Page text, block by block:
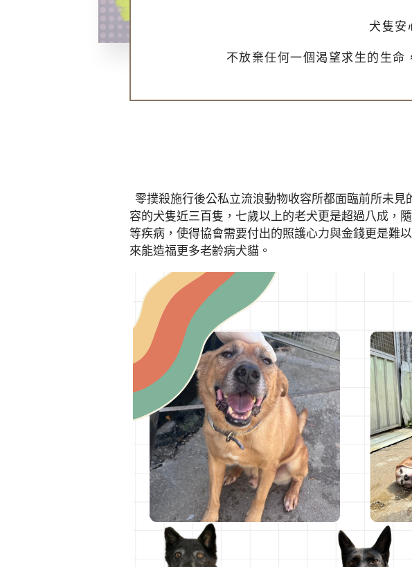
犬隻安
不放棄任何一個渴望求生的生
零撲殺施行後公私立流浪動物收容所都面臨前所未
容的犬隻近三百隻，七歲以上的老犬更是超過八成，
等疾病，使得協會需要付出的照護心力與金錢更是難
來能造福更多老齡病犬貓。